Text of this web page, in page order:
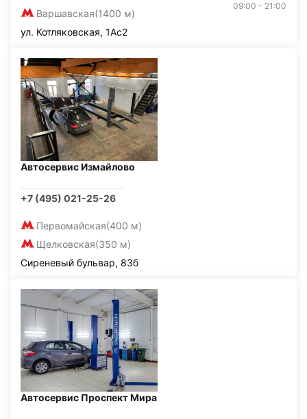
Варшавская(1400 м)
09:00 - 21:00
ул. Котляковская, 1Ас2
Автосервис Измайлово
+7 (495) 021-25-26
Первомайская(400 м)
Щелковская(350 м)
Сиреневый бульвар, 83б
Автосервис Проспект Мира